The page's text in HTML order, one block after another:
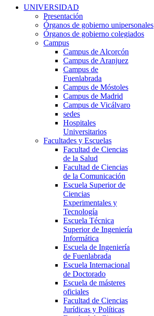
UNIVERSIDAD
Presentación
Órganos de gobierno unipersonales
Órganos de gobierno colegiados
Campus
Campus de Alcorcón
Campus de Aranjuez
Campus de
Fuenlabrada
Campus de Móstoles
Campus de Madrid
Campus de Vicálvaro
sedes
Hospitales
Universitarios
Facultades y Escuelas
Facultad de Ciencias
de la Salud
Facultad de Ciencias
de la Comunicación
Escuela Superior de
Ciencias
Experimentales y
Tecnología
Escuela Técnica
Superior de Ingeniería
Informática
Escuela de Ingeniería
de Fuenlabrada
Escuela Internacional
de Doctorado
Escuela de másteres
oficiales
Facultad de Ciencias
Jurídicas y Políticas